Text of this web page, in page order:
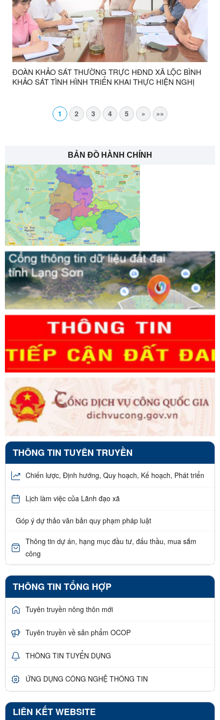
ĐOÀN KHẢO SÁT THƯỜNG TRỰC HĐND XÃ LỘC BÌNH
KHẢO SÁT TÌNH HÌNH TRIỂN KHAI THỰC HIỆN NGHỊ
1 2 3 4 5 » »»
BẢN ĐỒ HÀNH CHÍNH
THÔNG TIN TUYÊN TRUYỀN
Chiến lược, Định hướng, Quy hoạch, Kế hoạch, Phát triển
Lịch làm việc của Lãnh đạo xã
Góp ý dự thảo văn bản quy phạm pháp luật
Thông tin dự án, hạng mục đầu tư, đấu thầu, mua sắm
công
THÔNG TIN TỔNG HỢP
Tuyên truyền nông thôn mới
Tuyên truyền về sản phẩm OCOP
THÔNG TIN TUYỂN DỤNG
ỨNG DỤNG CÔNG NGHỆ THÔNG TIN
LIÊN KẾT WEBSITE